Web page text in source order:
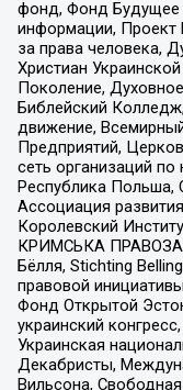
фонд, Фонд Будущее
информации, Проект
за права человека,
Христиан
Поколение,
Библейский
движение,
Предприятий,
сеть организаций
Республика
Ассоциация
Королевский
КРИМСЬКА
Бёлля, Stichting
правовой
Фонд Открытой
украинский
Украинская
Декабристы,
Вильсона,